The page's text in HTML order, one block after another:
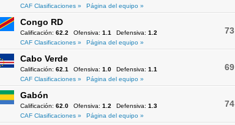
CAF Clasificaciones »
Página del equipo »
Congo RD
Calificación: 62.2 Ofensiva: 1.1 Defensiva: 1.2
CAF Clasificaciones »
Página del equipo »
73
Cabo Verde
Calificación: 62.1 Ofensiva: 1.0 Defensiva: 1.1
CAF Clasificaciones »
Página del equipo »
69
Gabón
Calificación: 62.0 Ofensiva: 1.2 Defensiva: 1.3
CAF Clasificaciones »
Página del equipo »
74